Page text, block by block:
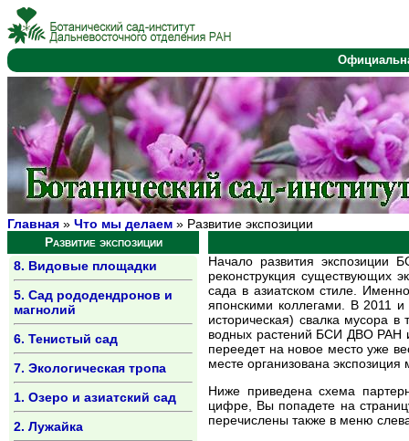
Главная » Что мы делаем » Развитие экспозиции
Развитие экспозиции
8. Видовые площадки
5. Сад рододендронов и
магнолий
6. Тенистый сад
7. Экологическая тропа
1. Озеро и азиатский сад
2. Лужайка
Начало развития
реконструкция существующих
сада в азиатском стиле.
японскими коллегами. В 2011 и
историческая) свалка мусора
водных растений БСИ ДВО РАН
переедет на новое место уже
месте организована экспозиция
Ниже приведена схема
цифре, Вы попадете на
перечислены также в меню